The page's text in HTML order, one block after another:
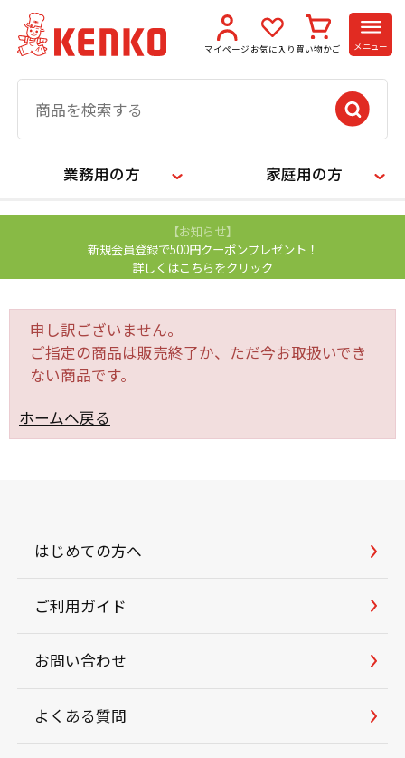
マイページ お気に入り 買い物かご メニュー
業務用の方 家庭用の方
【お知らせ】
新規会員登録で500円クーポンプレゼント！
詳しくはこちらをクリック
申し訳ございません。
ご指定の商品は販売終了か、ただ今お取扱いでき
ない商品です。
ホームへ戻る
はじめての方へ
ご利用ガイド
お問い合わせ
よくある質問